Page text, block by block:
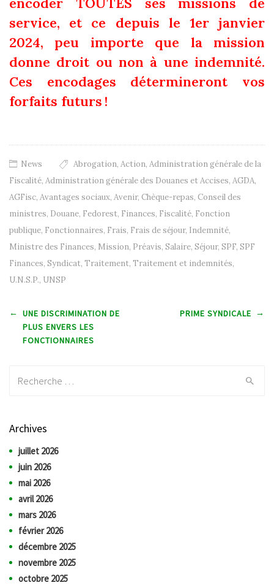
service, et ce depuis le 1er janvier
2024, peu importe que la mission
donne droit ou non à une indemnité.
Ces encodages détermineront vos
forfaits futurs !
News Abrogation, Action, Administration générale de la
Fiscalité, Administration générale des Douanes et Accises, AGDA,
AGFisc, Avantages sociaux, Avenir, Chèque-repas, Conseil des
ministres, Douane, Fedorest, Finances, Fiscalité, Fonction
publique, Fonctionnaires, Frais, Frais de séjour, Indemnité,
Ministre des Finances, Mission, Préavis, Salaire, Séjour, SPF, SPF
Finances, Syndicat, Traitement, Traitement et indemnités,
U.N.S.P., UNSP
Post navigation
← UNE DISCRIMINATION DE
PLUS ENVERS LES
FONCTIONNAIRES
PRIME SYNDICALE →
Archives
juillet 2026
juin 2026
mai 2026
avril 2026
mars 2026
février 2026
décembre 2025
novembre 2025
octobre 2025